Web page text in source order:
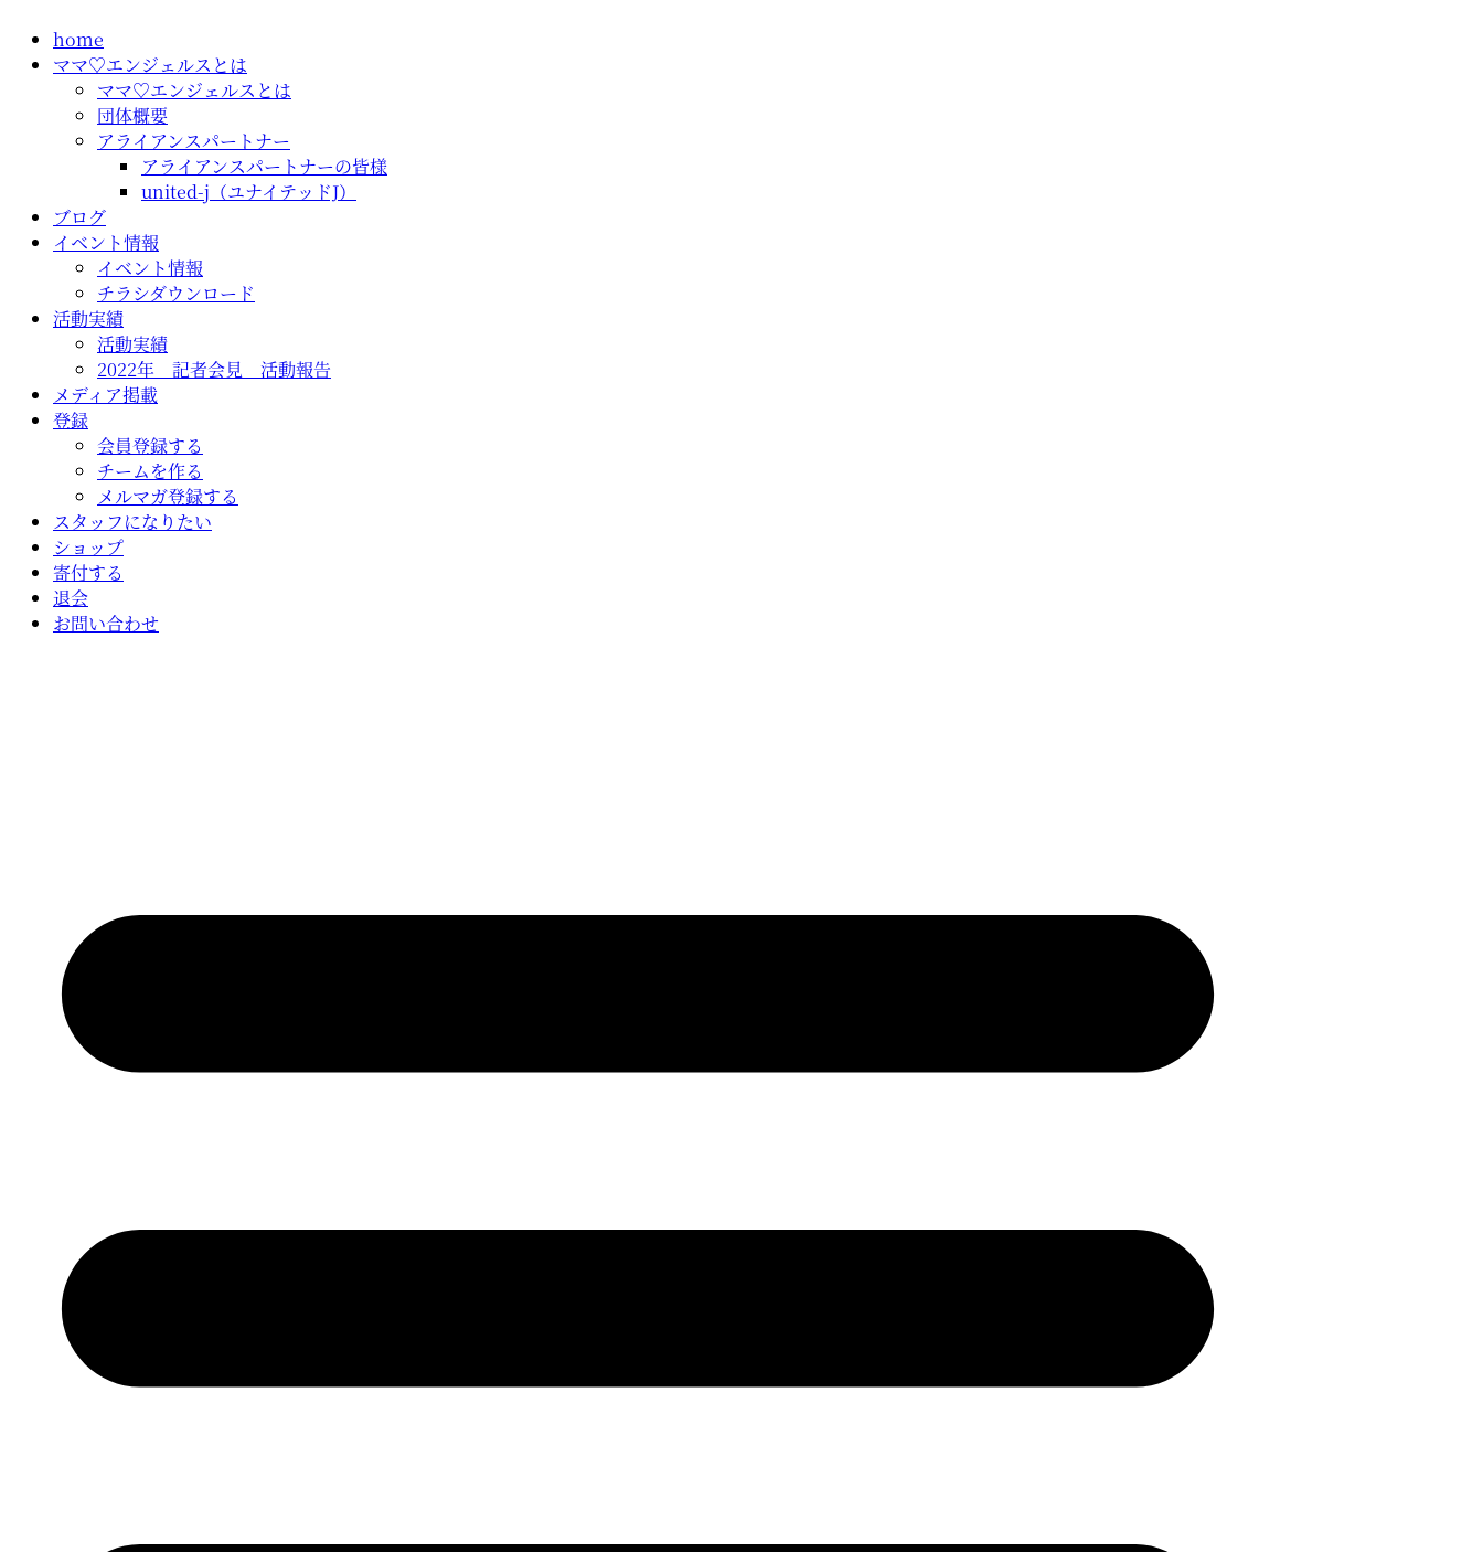
home
ママ♡エンジェルスとは
ママ♡エンジェルスとは
団体概要
アライアンスパートナー
アライアンスパートナーの皆様
united-j（ユナイテッドJ）
ブログ
イベント情報
イベント情報
チラシダウンロード
活動実績
活動実績
2022年 記者会見 活動報告
メディア掲載
登録
会員登録する
チームを作る
メルマガ登録する
スタッフになりたい
ショップ
寄付する
退会
お問い合わせ